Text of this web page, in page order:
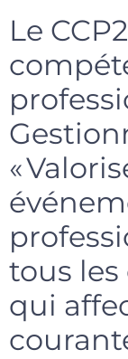
Le
«
tous
qui